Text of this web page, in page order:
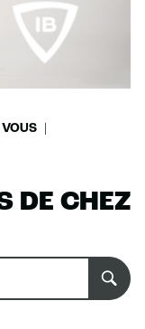
VOUS
DE CHEZ